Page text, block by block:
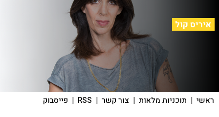
איריס קול
ראשי | תוכניות מלאות | צור קשר |
RSS
| פייסבוק